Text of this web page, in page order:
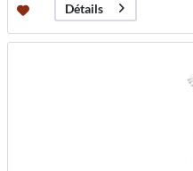
Détails